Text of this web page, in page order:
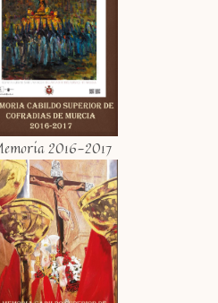
2016-2017